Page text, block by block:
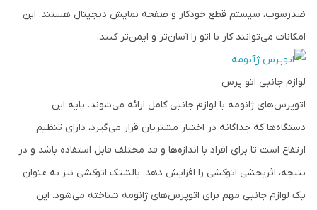
ضدرسوب، سیستم قطع خودکار و صفحه نمایش دیجیتال هستند. این
امکانات می‌توانند کار با اتو را آسان‌تر و ایمن‌تر کنند.
لوازم جانبی اتو پرس
اتوپرس‌های ژانومه با لوازم جانبی کامل ارائه می‌شوند. پایه این
دستگاه‌ها که جداگانه در اختیار مشتریان قرار می‌گیرد، دارای تنظیم
ارتفاع است تا برای افراد با اندازه‌ها و قد مختلف قابل استفاده باشد و در
نتیجه، اثربخشی اتوکشی را افزایش دهد. بالشتک اتوکشی نیز به عنوان
یک لوازم جانبی مهم برای اتوپرس‌های ژانومه شناخته می‌شود. این